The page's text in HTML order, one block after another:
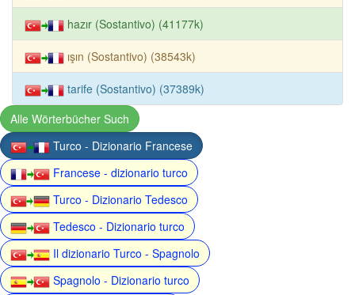
hazır (Sostantivo) (41177k)
ışın (Sostantivo) (38543k)
tarife (Sostantivo) (37389k)
Alle Wörterbücher Such
Turco - Dizionario Francese
Francese - dizionario turco
Turco - Dizionario Tedesco
Tedesco - Dizionario turco
Il dizionario Turco - Spagnolo
Spagnolo - Dizionario turco